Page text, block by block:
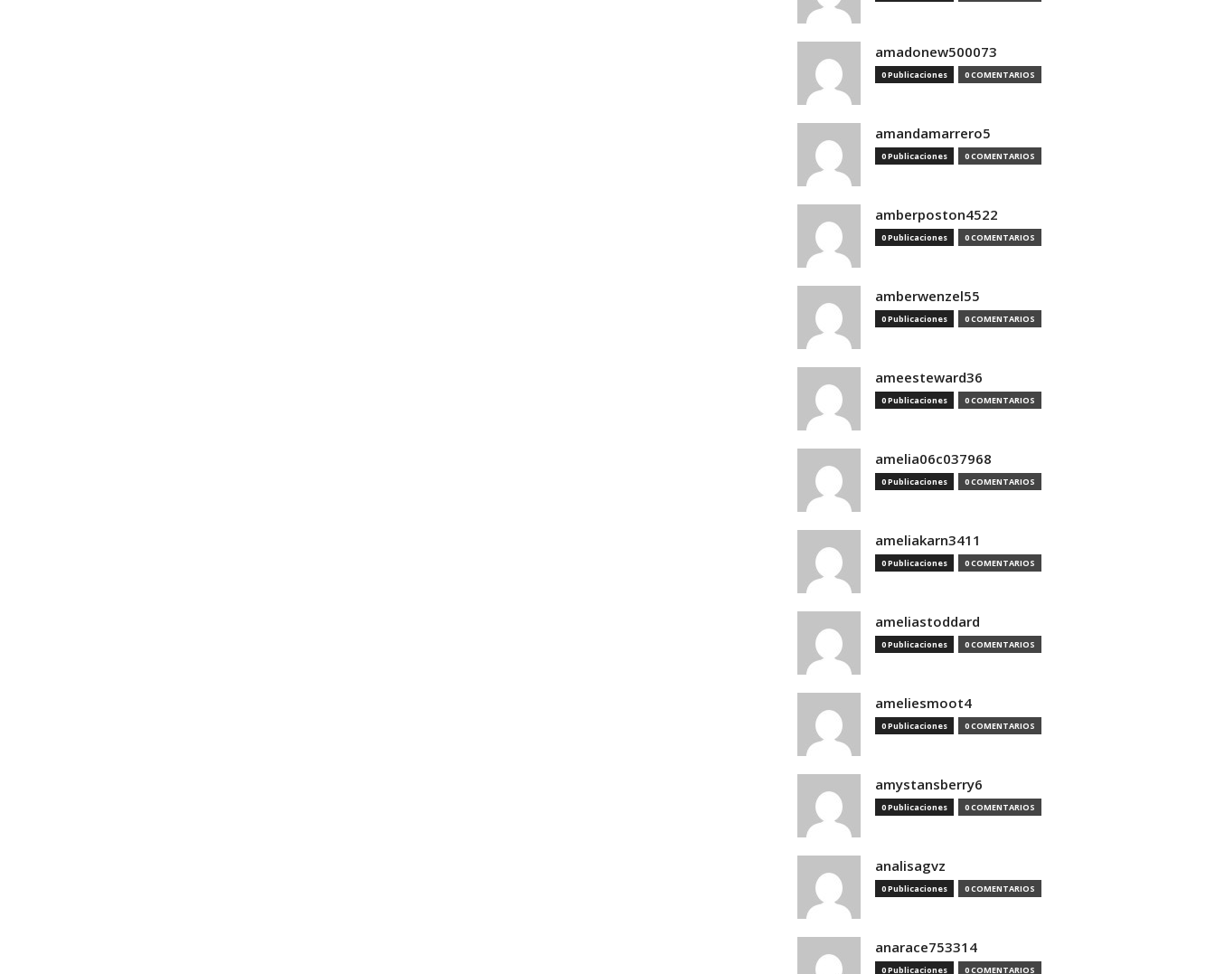
amadonew500073
0 Publicaciones 0 COMENTARIOS
amandamarrero5
0 Publicaciones 0 COMENTARIOS
amberposton4522
0 Publicaciones 0 COMENTARIOS
amberwenzel55
0 Publicaciones 0 COMENTARIOS
ameesteward36
0 Publicaciones 0 COMENTARIOS
amelia06c037968
0 Publicaciones 0 COMENTARIOS
ameliakarn3411
0 Publicaciones 0 COMENTARIOS
ameliastoddard
0 Publicaciones 0 COMENTARIOS
ameliesmoot4
0 Publicaciones 0 COMENTARIOS
amystansberry6
0 Publicaciones 0 COMENTARIOS
analisagvz
0 Publicaciones 0 COMENTARIOS
anarace753314
0 Publicaciones 0 COMENTARIOS